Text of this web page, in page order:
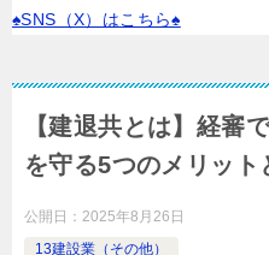
♠SNS（X）はこちら♠
【建退共とは】経審
を守る5つのメリット
公開日： 2025年8月26日
13建設業（その他）